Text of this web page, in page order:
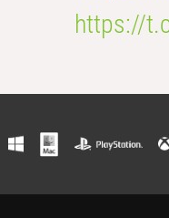
https://